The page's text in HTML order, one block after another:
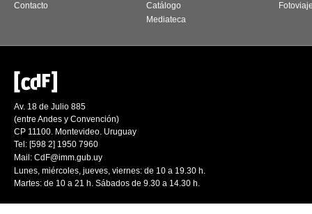
Contacto
Catálogo
Mediateca
Av. 18 de Julio 885
(entre Andes y Convención)
CP 11100. Montevideo. Uruguay
Tel: [598 2] 1950 7960
Mail: CdF@imm.gub.uy
Lunes, miércoles, jueves, viernes: de 10 a 19.30 h.
Martes: de 10 a 21 h. Sábados de 9.30 a 14.30 h.